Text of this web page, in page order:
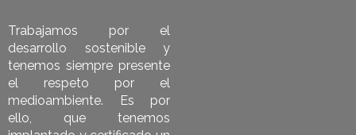
Trabajamos por el
desarrollo sostenible y
tenemos siempre presente
el respeto por el
medioambiente. Es por
ello, que tenemos